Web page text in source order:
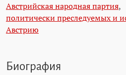
Австрийская народная партия,
политически преследуемых и
Австрию
Биография